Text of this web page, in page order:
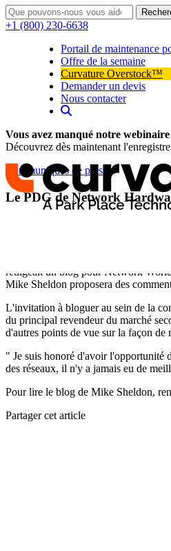
+1 (800) 230-6638
Portail de maintenance
Offre de la semaine
Curvature Overstock™
Demander un devis
Nous contacter
Vous avez manqué notre
Découvrez dès maintenant
Communiqués de presse
Le PDG de Network
rédigeait un blog pour Network
Mike Sheldon proposera des
L'invitation à bloguer au sein de la
du principal revendeur du marché
d'autres points de vue sur la façon de
" Je suis honoré d'avoir l'opportunité
des réseaux, il n'y a jamais eu de
Pour lire le blog de Mike Sheldon,
Partager cet article